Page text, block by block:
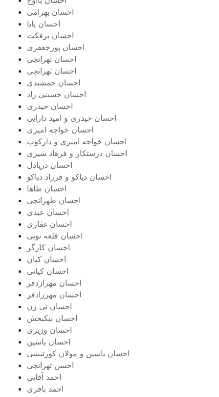
احسان بهرامی
احسان پایا
احسان پرفکت
احسان پورجعفری
احسان تهرانجی
احسان تهرانچی
احسان جمشیدی
احسان حسینی راد
احسان حیدری
احسان حیدری و امید دارابی
احسان خواجه امیری
احسان خواجه امیری و دارکوب
احسان درستكار و فرهاد شيرى
احسان دریادل
احسان دیاکو و فرزاد دیاکو
احسان طاها
احسان طهرانچی
احسان عبدی
احسان غفاری
احسان قلعه نویی
احسان کارگر
احسان کیان
احسان کیانی
احسان مهرازدفر
احسان مهرزادفر
احسان نی زن
احسان نیکبخش
احسان وزیری
احسان یاسین
احسان یاسین و مولان کورتیشی
احسن تهرانچی
احمد آقایی
احمد باقری